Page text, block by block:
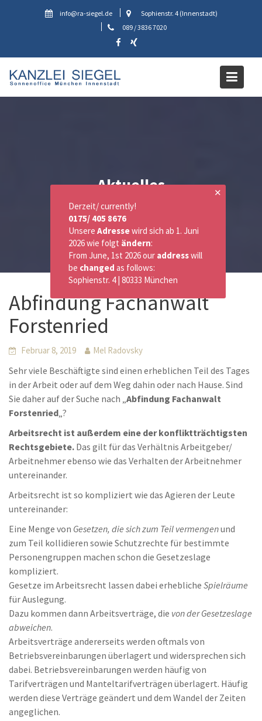
info@ra-siegel.de
Sophienstr. 4 (Innenstadt)
089 / 3836 7020
Aktuelles
Abfindung Fachanwalt
Forstenried
Februar 8, 2019 Mel Radovsky
Sehr viele Beschäftigte sind einen erheblichen Teil des Tages
in der Arbeit oder auf dem Weg dahin oder nach Hause. Sind
Sie daher auf der Suche nach „Abfindung Fachanwalt
Forstenried„?
Arbeitsrecht ist außerdem eine der konfliktträchtigsten
Rechtsgebiete. Das gilt für das Verhältnis Arbeitgeber/
Arbeitnehmer ebenso wie das Verhalten der Arbeitnehmer
untereinander.
Arbeitsrecht ist so kompliziert wie das Agieren der Leute
untereinander:
Eine Menge von Gesetzen, die sich zum Teil vermengenund
zum Teil kollidieren sowie Schutzrechte für bestimmte
Personengruppen machen schon die Gesetzeslage
kompliziert.
Gesetze im Arbeitsrecht lassen dabei erhebliche Spielräume
für Auslegung.
Dazu kommen dann Arbeitsverträge, die von der Gesetzeslage
abweichen.
Arbeitsverträge andererseits werden oftmals von
Betriebsvereinbarungen überlagert und widersprechen sich
dabei. Betriebsvereinbarungen werden häufig von
Tarifverträgen und Manteltarifverträgen überlagert. Häufig
werden diese Verträge geändert und dem Wandel der Zeiten
angeglichen.
✕
Derzeit/ currently!
0175/ 405 8676
Unsere Adressewird sich ab 1. Juni
2026 wie folgt ändern:
From June, 1st 2026 our addresswill
be changed as follows:
Sophienstr. 4 | 80333 München